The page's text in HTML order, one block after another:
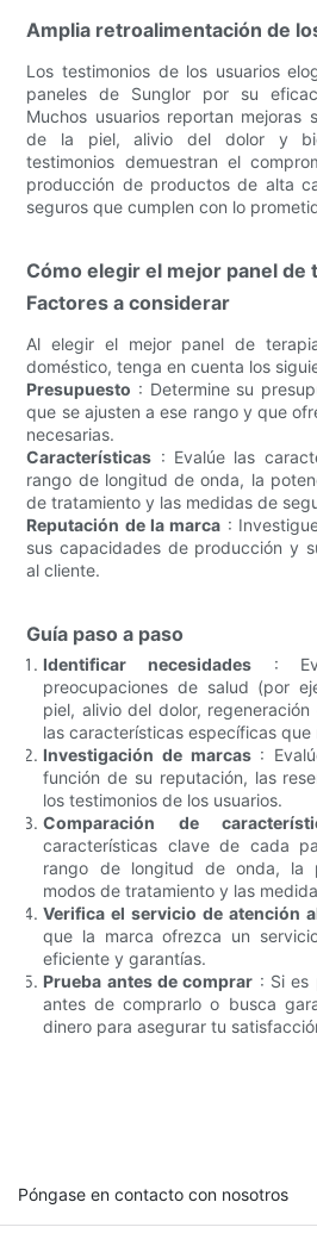
Amplia retroalimentación de
Los testimonios de los usuarios
paneles de Sunglor por su
Muchos usuarios reportan mejoras
de la piel, alivio del dolor y
testimonios demuestran el
producción de productos de alta
seguros que cumplen con lo
Cómo elegir el mejor panel de
Factores a considerar
Al elegir el mejor panel de
doméstico, tenga en cuenta los
Presupuesto : Determine su
que se ajusten a ese rango y que
necesarias.
Características : Evalúe las
rango de longitud de onda, la
de tratamiento y las medidas de
Reputación de la marca :
sus capacidades de producción y
al cliente.
Guía paso a paso
Identificar necesidades :
preocupaciones de salud (por
piel, alivio del dolor,
las características específicas que
Investigación de marcas:
función de su reputación, las
los testimonios de los usuarios.
Comparación de
características clave de cada
rango de longitud de onda, la
modos de tratamiento y las
Verifica el servicio de atención
que la marca ofrezca un
eficiente y garantías.
Prueba antes de comprar : Si es
antes de comprarlo o busca
dinero para asegurar tu
Póngase en contacto con nosotros